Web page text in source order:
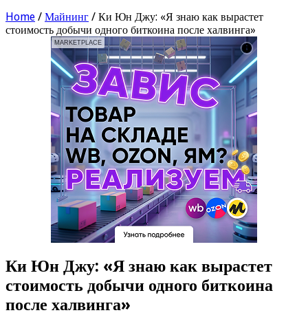
Home / Майнинг / Ки Юн Джу: «Я знаю как вырастет
стоимость добычи одного биткоина после халвинга»
MARKETPLACE
Ки Юн Джу: «Я знаю как вырастет
стоимость добычи одного биткоина
после халвинга»